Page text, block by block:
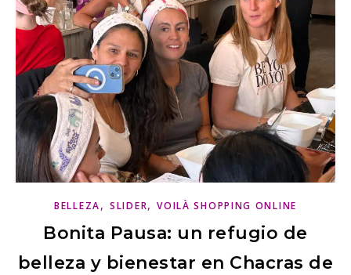
BELLEZA, SLIDER,VOILÀ SHOPPING ONLINE
Bonita Pausa: un refugio de
belleza y bienestar en Chacras de